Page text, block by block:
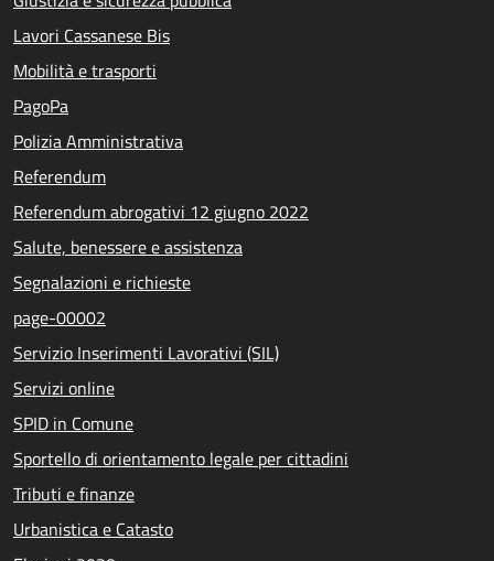
Lavori Cassanese Bis
Mobilità e trasporti
PagoPa
Polizia Amministrativa
Referendum
Referendum abrogativi 12 giugno 2022
Salute, benessere e assistenza
Segnalazioni e richieste
page-00002
Servizio Inserimenti Lavorativi (SIL)
Servizi online
SPID in Comune
Sportello di orientamento legale per cittadini
Tributi e finanze
Urbanistica e Catasto